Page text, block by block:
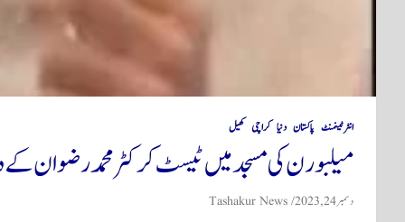
انٹرٹینمنٹ پاکستان دنیا کراچی کھیل
میلبورن کی مسجد میں ٹیسٹ کرکٹر محمد رضوان
دسمبر 24, 2023 Tashakur News